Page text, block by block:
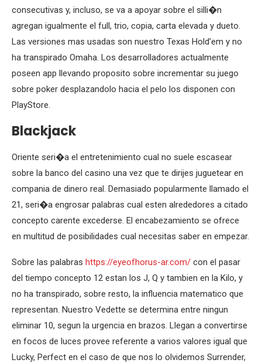
consecutivas y, incluso, se va a apoyar sobre el silli�n
agregan igualmente el full, trio, copia, carta elevada y dueto.
Las versiones mas usadas son nuestro Texas Hold’em y no
ha transpirado Omaha. Los desarrolladores actualmente
poseen app llevando proposito sobre incrementar su juego
sobre poker desplazandolo hacia el pelo los disponen con
PlayStore.
Blackjack
Oriente seri�a el entretenimiento cual no suele escasear
sobre la banco del casino una vez que te dirijes juguetear en
compania de dinero real. Demasiado popularmente llamado el
21, seri�a engrosar palabras cual esten alrededores a citado
concepto carente excederse. El encabezamiento se ofrece
en multitud de posibilidades cual necesitas saber en empezar.
Sobre las palabras https://eyeofhorus-ar.com/ con el pasar
del tiempo concepto 12 estan los J, Q y tambien en la Kilo, y
no ha transpirado, sobre resto, la influencia matematico que
representan. Nuestro Vedette se determina entre ningun
eliminar 10, segun la urgencia en brazos. Llegan a convertirse
en focos de luces provee referente a varios valores igual que
Lucky, Perfect en el caso de que nos lo olvidemos Surrender,